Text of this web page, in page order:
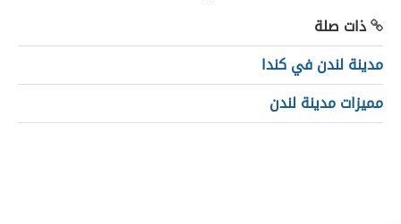
ذات صلة
مدينة لندن في كندا
مميزات مدينة لندن